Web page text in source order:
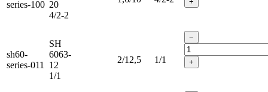
series-100 20
4/2-2
sh60-
series-011
SH
6063-
12
1/1
2/12,5 1/1
−
+